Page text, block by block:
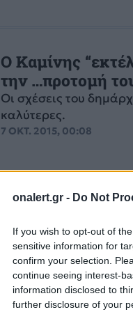
onalert.gr - Do Not
If you wish to opt-out of
sensitive information for
confirm your selection.
continue seeing interest-
information disclosed to
further disclosure of your
Ο Καμίνης
την …προτομή
Οι σχέσεις του
καλύτερες.
7 ΟΚΤ. 2015, 00:08
Επίθεση
πρόσφυγες
Σύμφωνα με
Αμυνας δεν δείχνει
άδεια στρατόπεδα...